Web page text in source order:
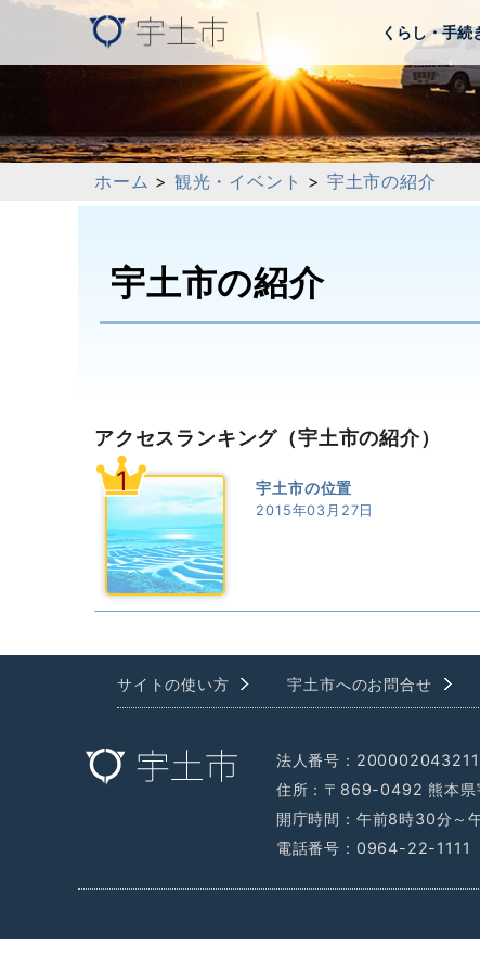
くらし・手続
ホーム > 観光・イベント > 宇土市の紹介
宇土市の紹介
アクセスランキング （宇土市の紹介）
1 宇土市の位置
2015年03月27日
サイトの使い方 宇土市へのお問合せ
法人番号：
住所：〒869-0492 熊本県
開庁時間：午前8時30分～
電話番号：0964-22-1111